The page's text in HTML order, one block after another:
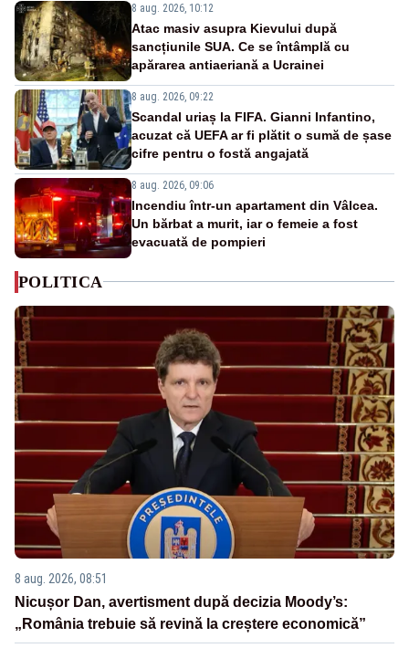
8 aug. 2026, 10:12
Atac masiv asupra Kievului după
sancțiunile SUA. Ce se întâmplă cu
apărarea antiaeriană a Ucrainei
8 aug. 2026, 09:22
Scandal uriaș la FIFA. Gianni Infantino,
acuzat că UEFA ar fi plătit o sumă de șase
cifre pentru o fostă angajată
8 aug. 2026, 09:06
Incendiu într-un apartament din Vâlcea.
Un bărbat a murit, iar o femeie a fost
evacuată de pompieri
POLITICA
8 aug. 2026, 08:51
Nicușor Dan, avertisment după decizia Moody’s:
„România trebuie să revină la creștere economică”